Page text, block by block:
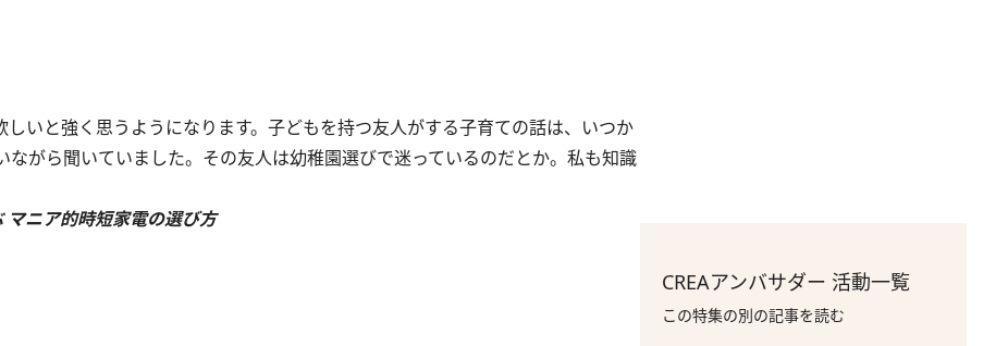
いと強く思うようになります。子どもを持つ友人がする子育ての話は、いつか
がら聞いていました。その友人は幼稚園選びで迷っているのだとか。私も知識
マニア的時短家電の選び方
CREAアンバサダー 活動一覧
この特集の別の記事を読む